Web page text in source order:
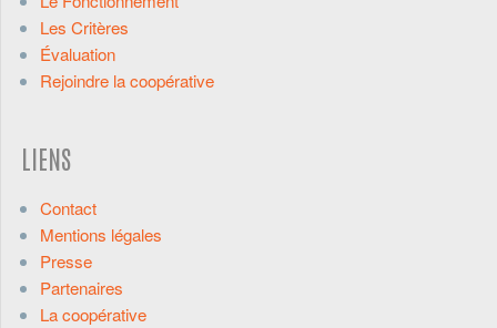
Les Critères
Évaluation
Rejoindre la coopérative
LIENS
Contact
Mentions légales
Presse
Partenaires
La coopérative